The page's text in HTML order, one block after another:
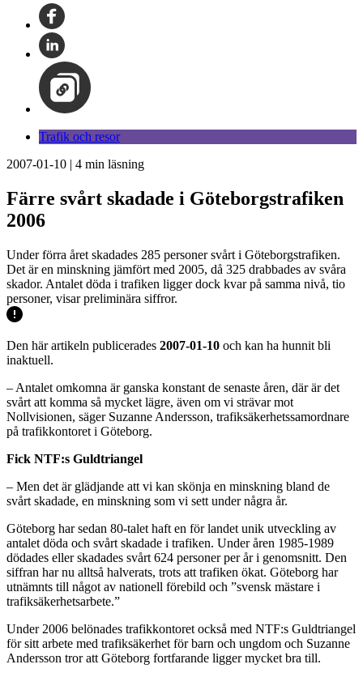
Trafik och resor
2007-01-10 | 4 min läsning
Färre svårt skadade i Göteborgstrafiken
2006
Under förra året skadades 285 personer svårt i Göteborgstrafiken.
Det är en minskning jämfört med 2005, då 325 drabbades av svåra
skador. Antalet döda i trafiken ligger dock kvar på samma nivå, tio
personer, visar preliminära siffror.
Den här artikeln publicerades 2007-01-10 och kan ha hunnit bli
inaktuell.
– Antalet omkomna är ganska konstant de senaste åren, där är det
svårt att komma så mycket lägre, även om vi strävar mot
Nollvisionen, säger Suzanne Andersson, trafiksäkerhetssamordnare
på trafikkontoret i Göteborg.
Fick NTF:s Guldtriangel
– Men det är glädjande att vi kan skönja en minskning bland de
svårt skadade, en minskning som vi sett under några år.
Göteborg har sedan 80-talet haft en för landet unik utveckling av
antalet döda och svårt skadade i trafiken. Under åren 1985-1989
dödades eller skadades svårt 624 personer per år i genomsnitt. Den
siffran har nu alltså halverats, trots att trafiken ökat. Göteborg har
utnämnts till något av nationell förebild och ”svensk mästare i
trafiksäkerhetsarbete.”
Under 2006 belönades trafikkontoret också med NTF:s Guldtriangel
för sitt arbete med trafiksäkerhet för barn och ungdom och Suzanne
Andersson tror att Göteborg fortfarande ligger mycket bra till.